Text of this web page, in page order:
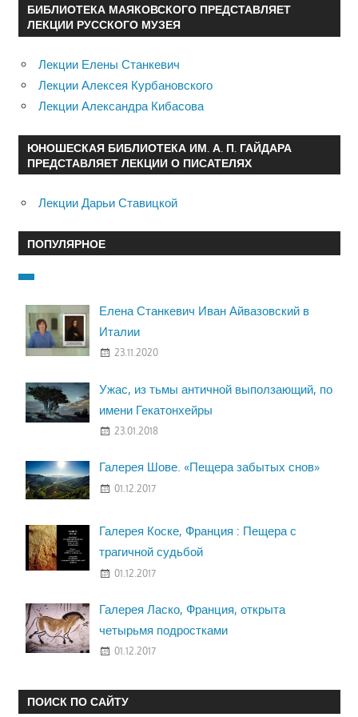
БИБЛИОТЕКА МАЯКОВСКОГО ПРЕДСТАВЛЯЕТ
ЛЕКЦИИ РУССКОГО МУЗЕЯ
Лекции Елены Станкевич
Лекции Алексея Курбановского
Лекции Александра Кибасова
ЮНОШЕСКАЯ БИБЛИОТЕКА ИМ. А. П. ГАЙДАРА
ПРЕДСТАВЛЯЕТ ЛЕКЦИИ О ПИСАТЕЛЯХ
Лекции Дарьи Ставицкой
ПОПУЛЯРНОЕ
Елена Станкевич Иван Айвазовский в
Италии
23.11.2020
Ужас, из тьмы античной выползающий, по
имени Гекатонхейры
23.01.2018
Галерея Шове. «Пещера забытых снов»
01.12.2017
Галерея Коске, Франция : Пещера с
трагичной судьбой
01.12.2017
Галерея Ласко, Франция, открыта
четырьмя подростками
01.12.2017
ПОИСК ПО САЙТУ